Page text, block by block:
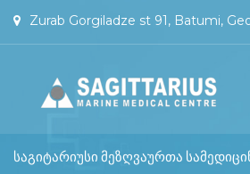
Zurab Gorgiladze st 91, Batumi,
საგიტარიუსი მეზღვაურთა